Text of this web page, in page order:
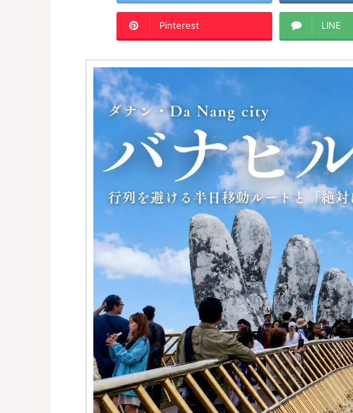
Pinterest LINE